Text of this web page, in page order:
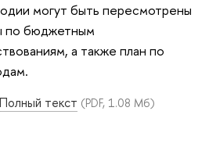
могут быть пересмотрены
по бюджетным
а также план по
Полный текст (PDF, 1.08 Мб)